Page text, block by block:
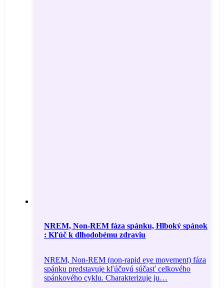
NREM, Non-REM fáza spánku, Hlboký spánok
: Kľúč k dlhodobému zdraviu
NREM, Non-REM (non-rapid eye movement) fáza
spánku predstavuje kľúčovú súčasť celkového
spánkového cyklu. Charakterizuje ju…